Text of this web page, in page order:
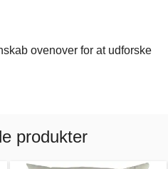
ovenover for at udforske
produkter